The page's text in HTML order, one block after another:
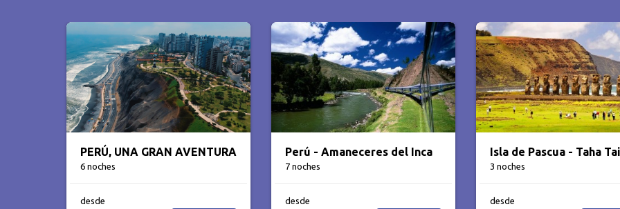
PERÚ, UNA GRAN AVENTURA
6 noches
desde
Perú - Amaneceres del Inca
7 noches
desde
Isla de Pascua - Taha Tai
3 noches
desde